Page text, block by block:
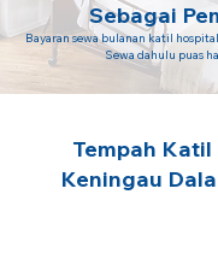
Sebagai
Bayaran sewa bulanan katil
Sewa dahulu puas
Tempah
Keningau